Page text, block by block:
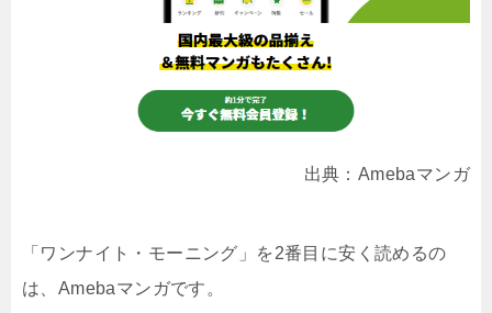
出典：Amebaマンガ
「ワンナイト・モーニング」を2番目に安く読めるの
は、Amebaマンガです。